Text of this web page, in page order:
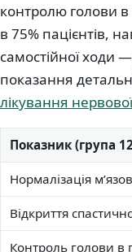
контролю голови
в 75% пацієнтів,
самостійної ходи
показання
лікування
Показник (група
Нормалізація
Відкриття
Контроль голови в